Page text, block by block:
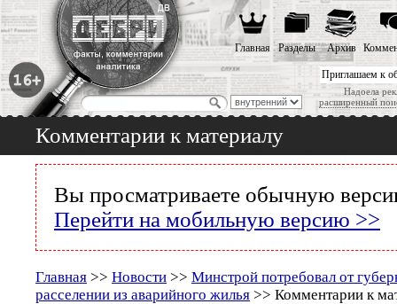
Приглашаем к
Надоела
расширенный
Главная Разделы Архив
Комментарии к материалу
Вы просматриваете обычную
Перейти на мобильную версию >>
Главная >> Новости >> Минстрой потребовал от
расселении из аварийного жилья >> Комментарии к